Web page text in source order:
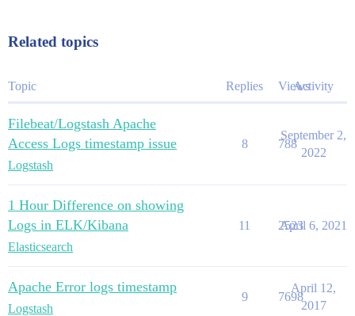
            "access" : { }
          },
            "version" : "1.1.0"
Related topics
Topic Replies ViewsActivity
Filebeat/Logstash Apache
Access Logs timestamp issue
Logstash
8 788
September 2,
2022
1 Hour Difference on showing
Logs in ELK/Kibana
Elasticsearch
11 2523
April 6, 2021
Apache Error logs timestamp
Logstash
9 7698
April 12,
2017